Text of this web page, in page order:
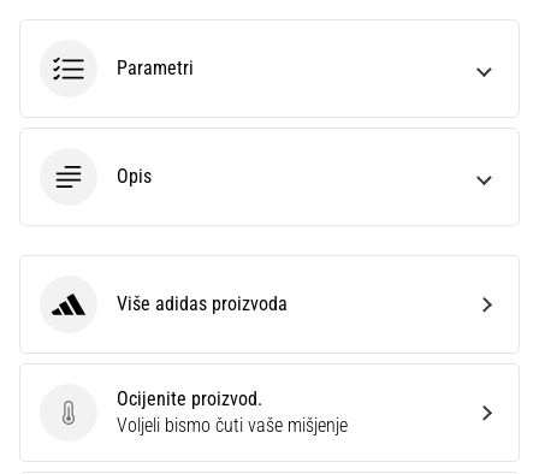
Parametri
Opis
Ocijenite proizvod.
Ocijenite proizvod.
Voljeli bismo čuti vaše mišjenje
adidas Više adidas proizvoda